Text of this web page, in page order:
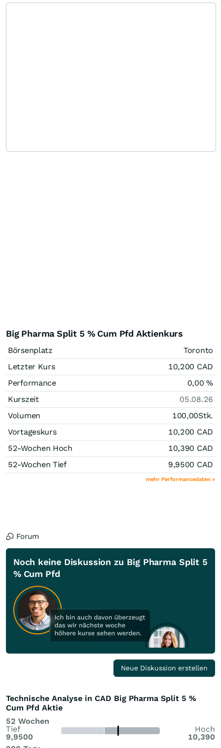
Big Pharma Split 5 % Cum Pfd Aktienkurs
Börsenplatz
Toronto
Letzter Kurs
10,200 CAD
Performance
0,00%
Kurszeit
05.08.26
Volumen
100,00Stk.
Vortageskurs
10,200 CAD
52-Wochen Hoch
10,390 CAD
52-Wochen Tief
9,9500 CAD
mehr Performancedaten »
Forum
Noch keine Diskussion zu Big Pharma Split 5
% Cum Pfd
Neue Diskussion erstellen
Technische Analyse in CAD Big Pharma Split 5 %
Cum Pfd Aktie
52 Wochen
Tief
9,9500
Hoch
10,390